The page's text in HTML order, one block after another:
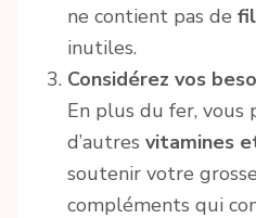
ne contient pas de
inutiles.
Considérez vos
En plus du fer, vous
d’autres vitamines
soutenir votre
compléments qui